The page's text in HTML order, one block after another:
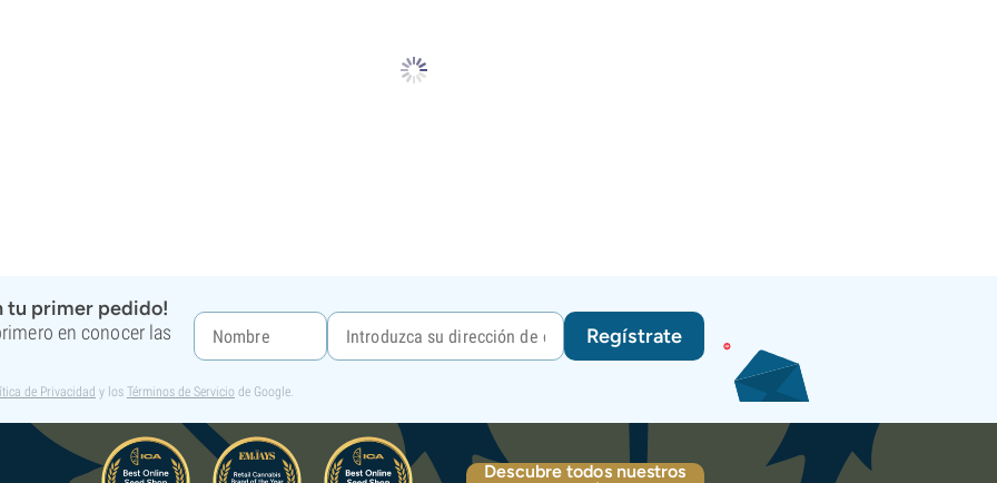
tu primer pedido!
en conocer las
Regístrate
de Privacidad y los Términos de Servicio de Google.
Descubre todos nuestros